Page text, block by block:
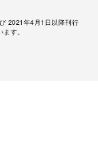
2021年4月1日以降刊行
す。